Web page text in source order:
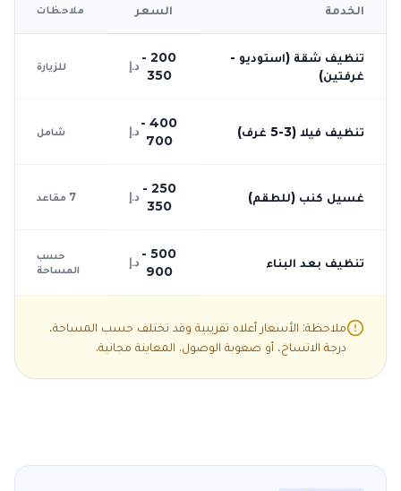
الخدمة السعر ملاحظات
تنظيف شقة (استوديو -
غرفتين)
200 -
350
د.إ للزيارة
تنظيف فيلا (3-5 غرف)
400 -
700
د.إ شامل
غسيل كنب (للطقم)
250 -
350
د.إ 7 مقاعد
تنظيف بعد البناء
500 -
900
د.إ
حسب
المساحة
ملاحظة: الأسعار أعلاه تقريبية وقد تختلف حسب المساحة،
درجة الاتساخ، أو صعوبة الوصول. المعاينة مجانية.